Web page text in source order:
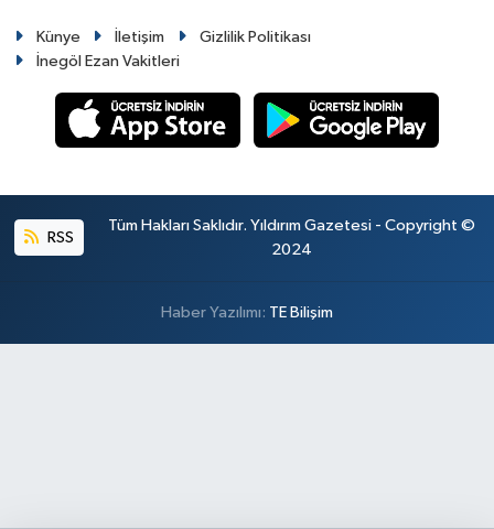
Künye İletişim
Gizlilik Politikası
İnegöl Ezan Vakitleri
RSS
Tüm Hakları Saklıdır. Yıldırım Gazetesi - Copyright ©
2024
Haber Yazılımı: TE Bilişim